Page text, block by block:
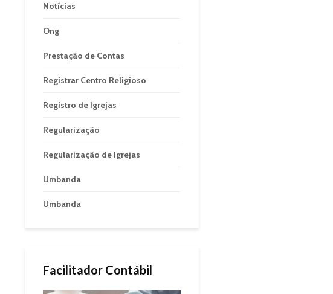
Notícias
Ong
Prestação de Contas
Registrar Centro Religioso
Registro de Igrejas
Regularização
Regularização de Igrejas
Umbanda
Umbanda
Facilitador Contábil